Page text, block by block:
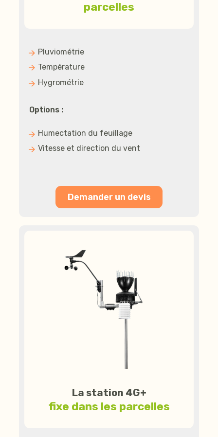
parcelles
Pluviométrie
Température
Hygrométrie
Options :
Humectation du feuillage
Vitesse et direction du vent
Demander un devis
La station 4G+
fixe dans les parcelles